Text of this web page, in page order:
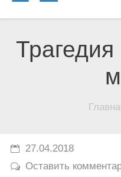
27.04.2018
Оставить